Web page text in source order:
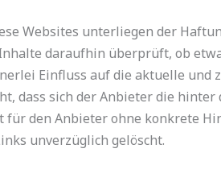
Websites unterliegen der
daraufhin überprüft, ob
Einfluss auf die aktuelle und
dass sich der Anbieter die hinter
den Anbieter ohne konkrete
unverzüglich gelöscht.